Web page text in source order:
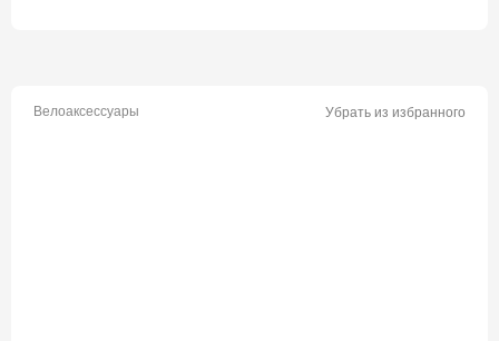
Велоаксессуары Убрать из избранного